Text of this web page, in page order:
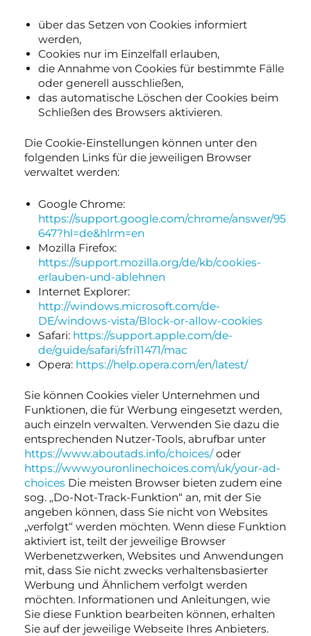
über das Setzen von Cookies informiert
werden,
Cookies nur im Einzelfall erlauben,
die Annahme von Cookies für bestimmte Fälle
oder generell ausschließen,
das automatische Löschen der Cookies beim
Schließen des Browsers aktivieren.
Die Cookie-Einstellungen können unter den
folgenden Links für die jeweiligen Browser
verwaltet werden:
Google Chrome:
https://support.google.com/chrome/answer/95
647?hl=de&hlrm=en
Mozilla Firefox:
https://support.mozilla.org/de/kb/cookies-
erlauben-und-ablehnen
Internet Explorer:
http://windows.microsoft.com/de-
DE/windows-vista/Block-or-allow-cookies
Safari: https://support.apple.com/de-
de/guide/safari/sfri11471/mac
Opera: https://help.opera.com/en/latest/
Sie können Cookies vieler Unternehmen und
Funktionen, die für Werbung eingesetzt werden,
auch einzeln verwalten. Verwenden Sie dazu die
entsprechenden Nutzer-Tools, abrufbar unter
https://www.aboutads.info/choices/oder
https://www.youronlinechoices.com/uk/your-ad-
choices Die meisten Browser bieten zudem eine
sog. „Do-Not-Track-Funktion“ an, mit der Sie
angeben können, dass Sie nicht von Websites
„verfolgt“ werden möchten. Wenn diese Funktion
aktiviert ist, teilt der jeweilige Browser
Werbenetzwerken, Websites und Anwendungen
mit, dass Sie nicht zwecks verhaltensbasierter
Werbung und Ähnlichem verfolgt werden
möchten. Informationen und Anleitungen, wie
Sie diese Funktion bearbeiten können, erhalten
Sie auf der jeweilige Webseite Ihres Anbieters.